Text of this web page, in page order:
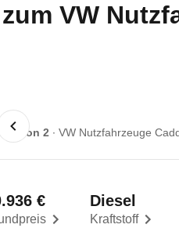
VW
1 von 2 VW Nutzfahrzeuge
€
Kraftstoff
Diesel